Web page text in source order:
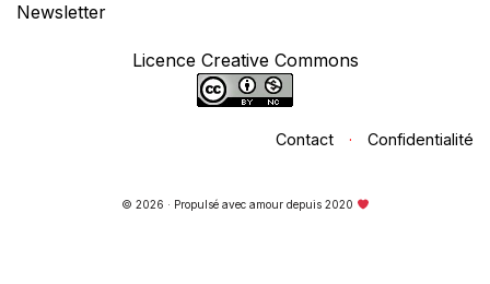
Newsletter
Licence Creative Commons
Contact · Confidentialité
© 2026 · Propulsé avec amour depuis 2020